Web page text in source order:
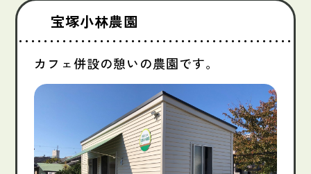
宝塚小林農園
カフェ併設の憩いの農園です。